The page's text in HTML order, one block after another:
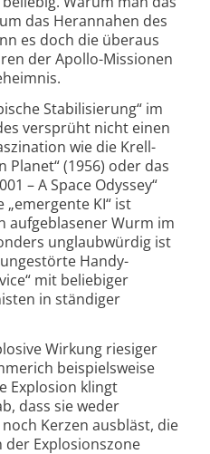
das Herannahen des
es doch die überaus
der Apollo-Missionen
Stabilisierung“ im
versprüht nicht einen
wie die Krell-
Planet“ (1956) oder das
– A Space Odyssey“
KI“ ist
aufgeblasener Wurm im
unglaubwürdig ist
Handy-
mit beliebiger
in ständiger
Wirkung riesiger
beispielsweise
Explosion klingt
dass sie weder
Kerzen ausbläst, die
Explosionszone